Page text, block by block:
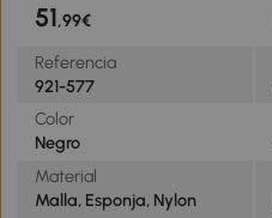
Brazos 43x48x77,5-89,5
51,99€
Referencia
921-577
Color
Negro
Material
Malla, Esponja, Nylon